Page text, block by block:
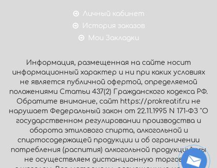
Личный кабинет
История заказов
Мои Закладки
Информация, размещенная на сайте носит
информационный характер и ни при каких условиях
не является публичной офертой, определяемой
положениями Статьи 437(2) Гражданского кодекса РФ.
Обратите внимание, сайт https://prokreatif.ru не
нарушает Федеральный закон от 22.11.1995 N 171-ФЗ "О
государственном регулировании производства и
оборота этилового спирта, алкогольной и
спиртосодержащей продукции и об ограничении
потребления (распития) алкогольной продукции": мы
не осуществляем дистанционную торговлю